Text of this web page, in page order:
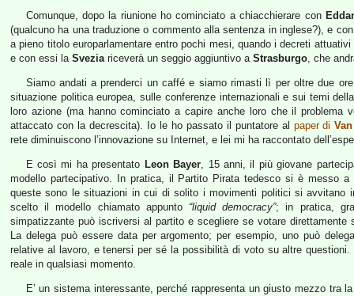
Comunque, dopo la riunione ho cominciato a chiacchierare con
(qualcuno ha una traduzione o commento alla sentenza in inglese?), e
a pieno titolo europarlamentare entro pochi mesi, quando i decreti
e con essi la Sveziariceverà un seggio aggiuntivo a Strasburgo, che
Siamo andati a prenderci un caffé e siamo rimasti lì per oltre due
situazione politica europea, sulle conferenze internazionali e sui temi
loro azione (ma hanno cominciato a capire anche loro che il
attaccato con la decrescita). Io le ho passato il puntatore al paper di
rete diminuiscono l’innovazione su Internet, e lei mi ha raccontato
E così mi ha presentato Leon Bayer, 15 anni, il più giovane
modello partecipativo. In pratica, il Partito Pirata tedesco si è messo
queste sono le situazioni in cui di solito i movimenti politici si avvitano
scelto il modello chiamato appunto “liquid democracy”; in pratica,
simpatizzante può iscriversi al partito e scegliere se votare
La delega può essere data per argomento; per esempio, uno può
relative al lavoro, e tenersi per sé la possibilità di voto su altre
reale in qualsiasi momento.
E’ un sistema interessante, perché rappresenta un giusto mezzo tra